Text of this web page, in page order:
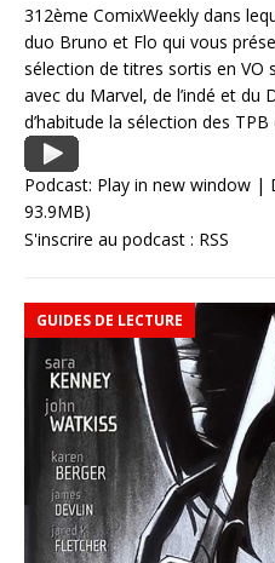
312ème ComixWeekly dans
duo Bruno et Flo qui vous
sélection de titres sortis en VO
avec du Marvel, de l’indé et du
d’habitude la sélection des TPB
Podcast: Play in new window |
93.9MB)
S'inscrire au podcast : RSS
GUIDES DE LECTURE